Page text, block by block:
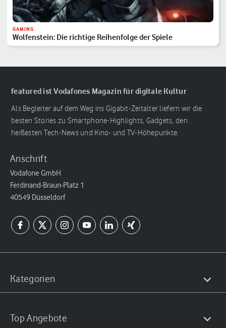
GAMING
Wolfenstein: Die richtige Reihenfolge der Spiele
featured ist Vodafones Magazin für digitale Kultur
Als Begleiter auf dem Weg ins Gigabit-Zeitalter liefern wir die
besten Stories zu Smartphone-Highlights, Gadgets, den
heißesten Tech-News und Kino- und TV-Höhepunkte.
Anschrift
Vodafone GmbH
Ferdinand-Braun-Platz 1
40549 Düsseldorf
Kategorien
Top Angebote